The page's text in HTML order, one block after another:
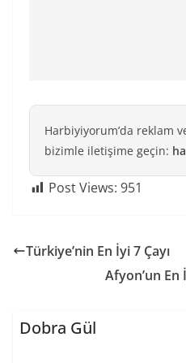
Harbiyiyorum’da reklam
bizimle iletişime geçin:
Post Views: 951
Türkiye’nin En İyi 7 Çayı
Afyon’un En
Dobra Gül